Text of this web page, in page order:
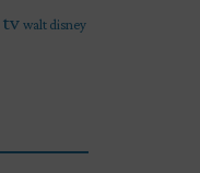
tv walt disney